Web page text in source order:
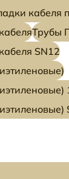
кабеля
Трубы
SN12